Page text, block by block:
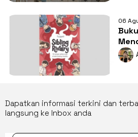
06
Dapatkan informasi terkini dan
langsung ke Inbox anda